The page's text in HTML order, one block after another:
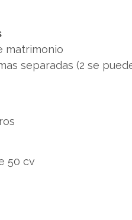
matrimonio
separadas (2 se
50 cv